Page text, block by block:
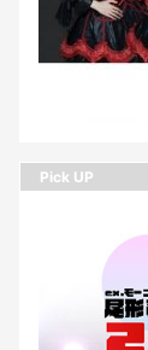
Pick UP